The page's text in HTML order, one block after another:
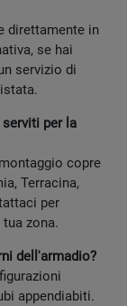
direttamente in
se hai
servizio di
per la
copre
Terracina,
per
zona.
dell'armadio?
appendiabiti.